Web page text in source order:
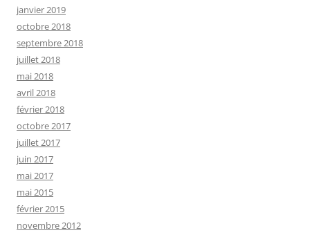
janvier 2019
octobre 2018
septembre 2018
juillet 2018
mai 2018
avril 2018
février 2018
octobre 2017
juillet 2017
juin 2017
mai 2017
mai 2015
février 2015
novembre 2012